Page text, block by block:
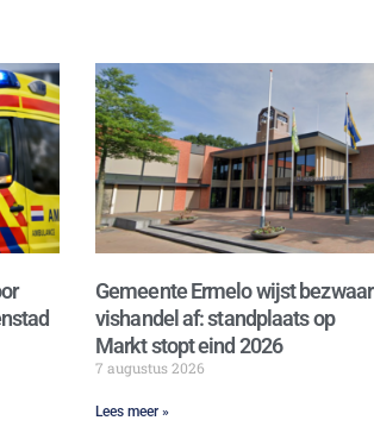
Gemeente Ermelo wijst bezwaar
vishandel af: standplaats op
Markt stopt eind 2026
7 augustus 2026
Lees meer »